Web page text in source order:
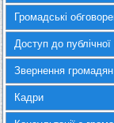
Громадські
Доступ до публічної
Звернення громадян
Кадри